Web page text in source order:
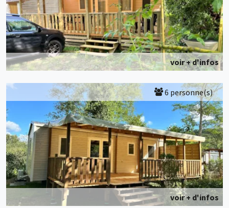
voir + d'infos
6 personne(s)
voir + d'infos